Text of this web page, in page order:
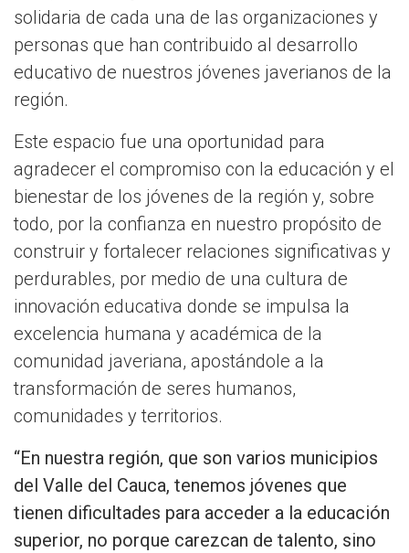
solidaria de cada una de las organizaciones y
personas que han contribuido al desarrollo
educativo de nuestros jóvenes javerianos de la
región.
Este espacio fue una oportunidad para
agradecer el compromiso con la educación y el
bienestar de los jóvenes de la región y, sobre
todo, por la confianza en nuestro propósito de
construir y fortalecer relaciones significativas y
perdurables, por medio de una cultura de
innovación educativa donde se impulsa la
excelencia humana y académica de la
comunidad javeriana, apostándole a la
transformación de seres humanos,
comunidades y territorios.
“En nuestra región, que son varios municipios
del Valle del Cauca, tenemos jóvenes que
tienen dificultades para acceder a la educación
superior, no porque carezcan de talento, sino